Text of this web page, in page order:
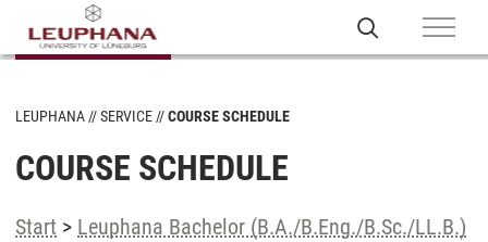
LEUPHANA SERVICE COURSE SCHEDULE
COURSE SCHEDULE
Start > Leuphana Bachelor (B.A./B.Eng./B.Sc./LL.B.)